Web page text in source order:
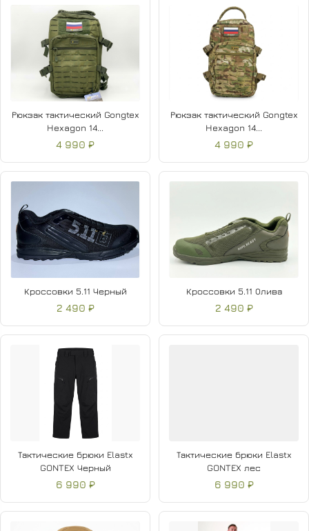
Рюкзак тактический Gongtex
Hexagon 14...
4 990 ₽
Рюкзак тактический Gongtex
Hexagon 14...
4 990 ₽
Кроссовки 5.11 Черный
2 490 ₽
Кроссовки 5.11 Олива
2 490 ₽
Тактические брюки Elastx
GONTEX Черный
6 990 ₽
Тактические брюки Elastx
GONTEX лес
6 990 ₽